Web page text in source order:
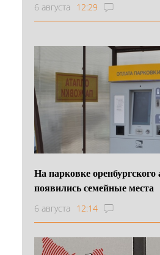
6 августа 12:29
На парковке оренбургского
появились семейные места
6 августа 12:14